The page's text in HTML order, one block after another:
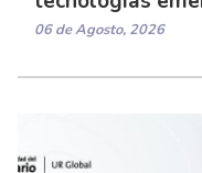
06 de Agosto, 2026